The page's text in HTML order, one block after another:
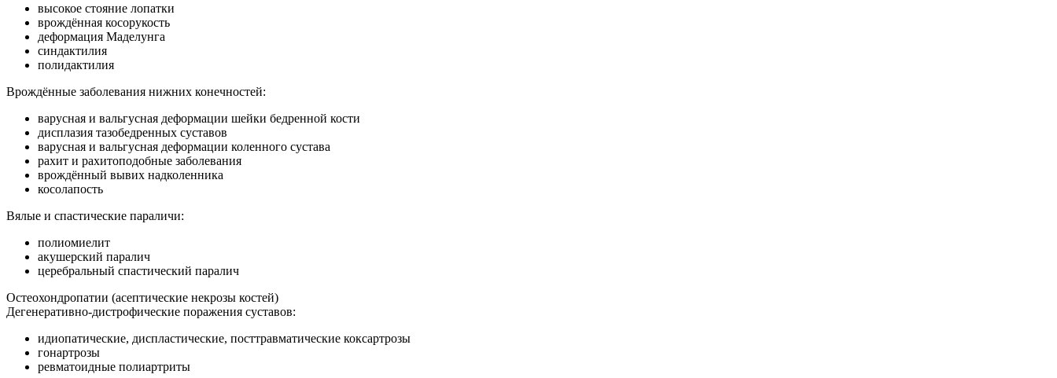
высокое стояние лопатки
врождённая косорукость
деформация Маделунга
синдактилия
полидактилия
Врождённые заболевания нижних конечностей:
варусная и вальгусная деформации шейки бедренной кости
дисплазия тазобедренных суставов
варусная и вальгусная деформации коленного сустава
рахит и рахитоподобные заболевания
врождённый вывих надколенника
косолапость
Вялые и спастические параличи:
полиомиелит
акушерский паралич
церебральный спастический паралич
Остеохондропатии (асептические некрозы костей)
Дегенеративно-дистрофические поражения суставов:
идиопатические, диспластические, посттравматические коксартрозы
гонартрозы
ревматоидные полиартриты